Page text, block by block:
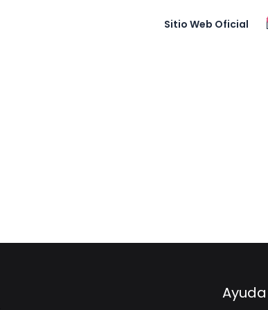
Sitio Web Oficial
Ayuda